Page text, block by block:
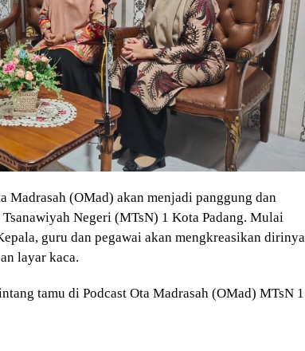
Madrasah (OMad) akan menjadi panggung dan
Negeri (MTsN) 1 Kota Padang. Mulai
guru dan pegawai akan mengkreasikan dirinya
layar kaca.
tamu di Podcast Ota Madrasah (OMad) MTsN 1